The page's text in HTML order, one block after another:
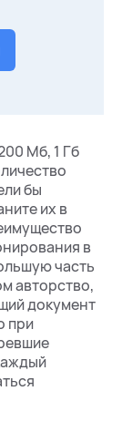
Мб, 1 Гб
бы
их в
в
часть
авторство,
документ
при